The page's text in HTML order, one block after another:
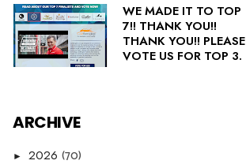
WE MADE IT TO TOP
7!! THANK YOU!!
THANK YOU!! PLEASE
VOTE US FOR TOP 3.
ARCHIVE
► 2026 (70)